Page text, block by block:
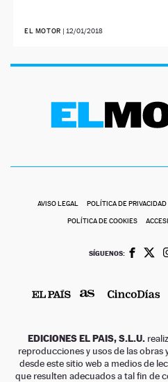
EL MOTOR | 12/01/2018
AVISO LEGAL POLÍTICA DE PRIVACIDAD
POLÍTICA DE COOKIES
SÍGUENOS:
EDICIONES EL PAIS, S.L.U.
reproducciones y usos de las obras
desde este sitio web a medios de
que resulten adecuados a tal fin de